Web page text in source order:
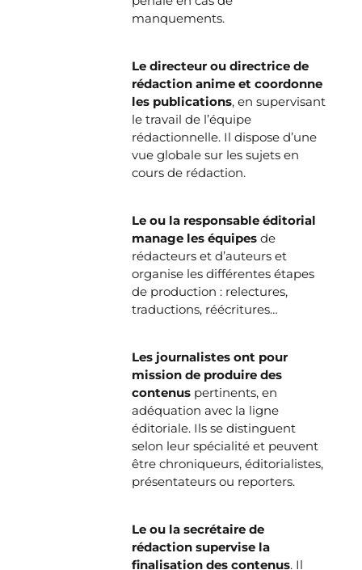
manquements.
Le directeur ou directrice de
rédaction anime et coordonne
les publications, en supervisant
le travail de l’équipe
rédactionnelle. Il dispose d’une
vue globale sur les sujets en
cours de rédaction.
Le ou la responsable éditorial
manage les équipesde
rédacteurs et d’auteurs et
organise les différentes étapes
de production : relectures,
traductions, réécritures…
Les journalistes ont pour
mission de produire des
contenus pertinents, en
adéquation avec la ligne
éditoriale. Ils se distinguent
selon leur spécialité et peuvent
être chroniqueurs, éditorialistes,
présentateurs ou reporters.
Le ou la secrétaire de
rédaction supervise la
finalisation des contenus. Il